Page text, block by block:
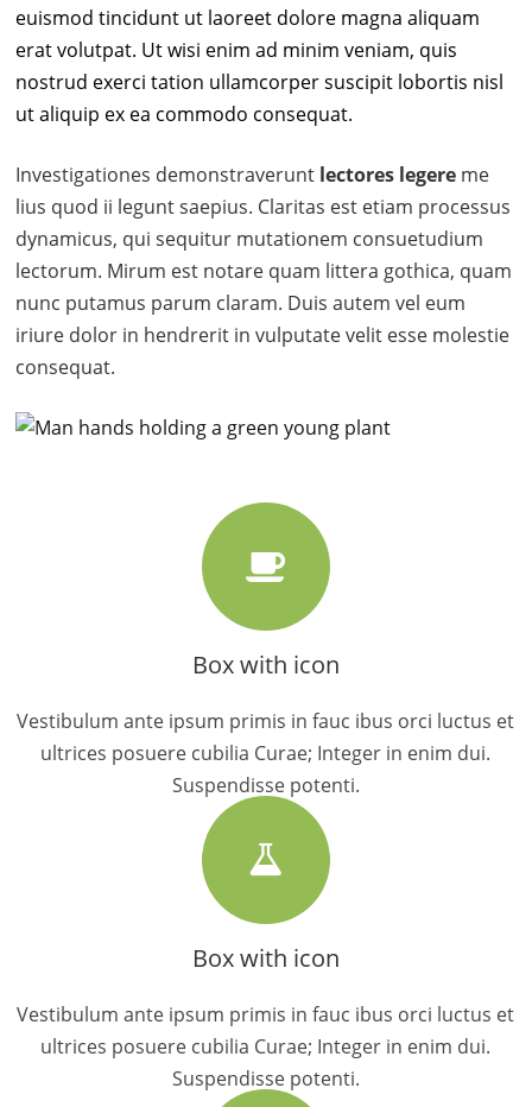
euismod tincidunt ut laoreet dolore magna aliquam
erat volutpat. Ut wisi enim ad minim veniam, quis
nostrud exerci tation ullamcorper suscipit lobortis nisl
ut aliquip ex ea commodo consequat.
Investigationes demonstraverunt lectores legere me
lius quod ii legunt saepius. Claritas est etiam processus
dynamicus, qui sequitur mutationem consuetudium
lectorum. Mirum est notare quam littera gothica, quam
nunc putamus parum claram. Duis autem vel eum
iriure dolor in hendrerit in vulputate velit esse molestie
consequat.
Box with icon
Vestibulum ante ipsum primis in fauc ibus orci luctus et
ultrices posuere cubilia Curae; Integer in enim dui.
Suspendisse potenti.
Box with icon
Vestibulum ante ipsum primis in fauc ibus orci luctus et
ultrices posuere cubilia Curae; Integer in enim dui.
Suspendisse potenti.